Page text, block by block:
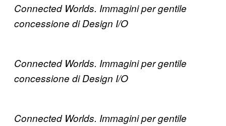
Connected Worlds. Immagini per gentile
concessione di Design I/O
Connected Worlds. Immagini per gentile
concessione di Design I/O
Connected Worlds. Immagini per gentile